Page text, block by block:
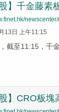
股】千金藤
13日 上午11:15
截至11:15，千
股】CRO板